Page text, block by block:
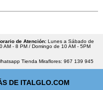
de Atención: Lunes a Sábado de
AM - 8 PM / Domingo de 10 AM - 5PM
Tienda Miraflores: 967 139 945
DE ITALGLO.COM